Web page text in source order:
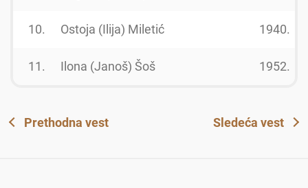
10. Ostoja (Ilija) Miletić 1940.
11. Ilona (Janoš) Šoš 1952.
Prethodna vest Sledeća vest